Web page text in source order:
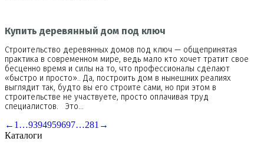
Купить деревянный дом под ключ
Строительство деревянных домов под ключ — общепринятая
практика в современном мире, ведь мало кто хочет тратит свое
бесценно время и силы на то, что профессионалы сделают
«быстро и просто».. Да, построить дом в нынешних реалиях
выглядит так, будто вы его строите сами, но при этом в
строительстве не участвуете, просто оплачивая труд
специалистов. Это…
← 1 …9394959697…281 →
Каталоги